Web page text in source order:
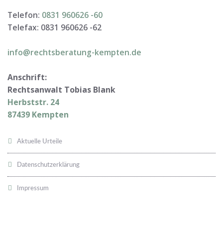
Telefon: 0831 960626 -60
Telefax: 0831 960626 -62
info@rechtsberatung-kempten.de
Anschrift:
Rechtsanwalt Tobias Blank
Herbststr. 24
87439 Kempten
Aktuelle Urteile
Datenschutzerklärung
Impressum